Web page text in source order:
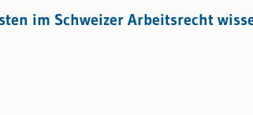
im Schweizer Arbeitsrecht